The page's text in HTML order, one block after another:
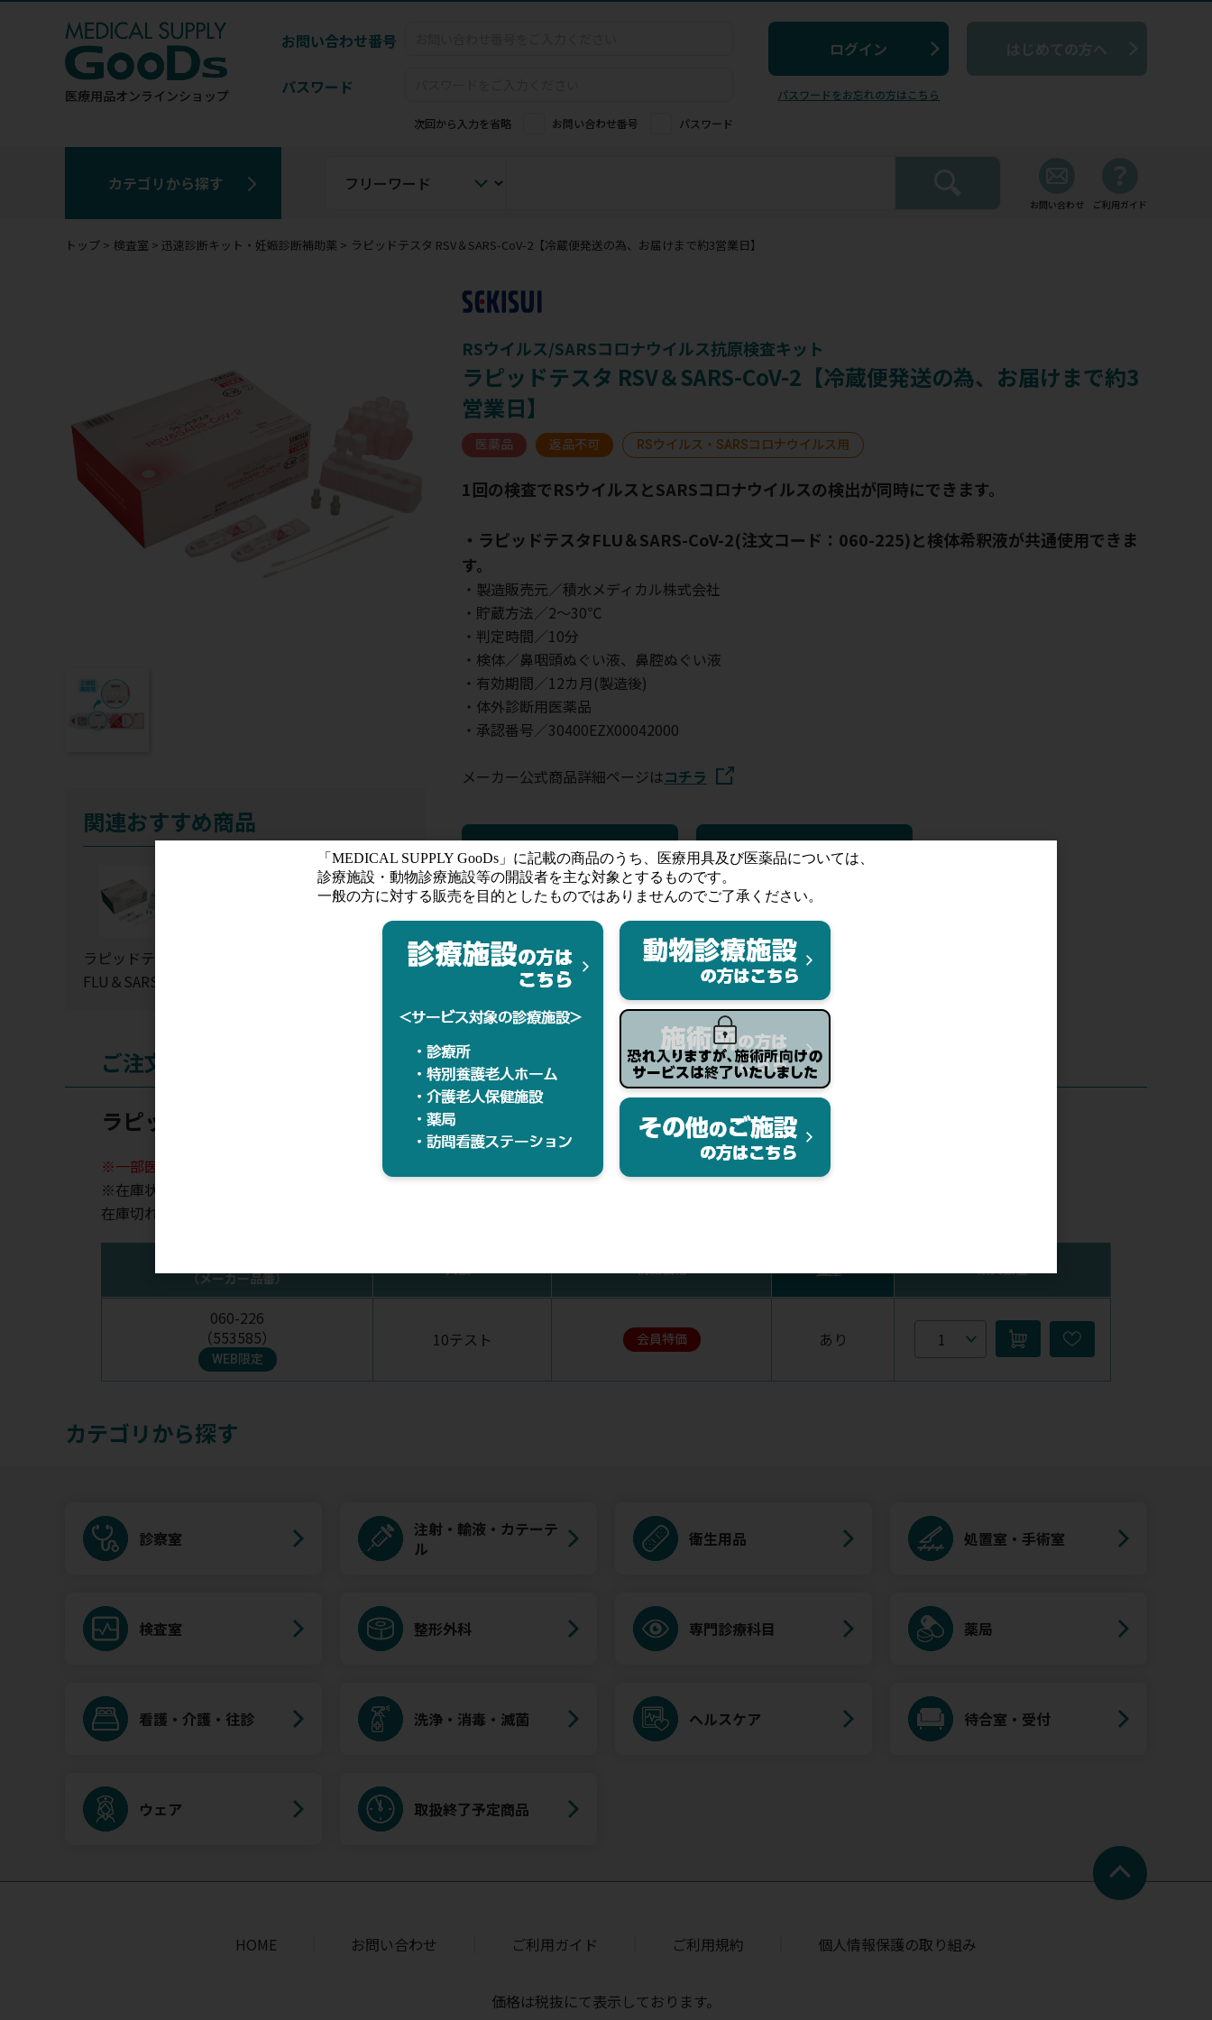
医療用品オンラインショップ
お問い合わせ番号
パスワード
次回から入力を省略 お問い合わせ番号 パスワード
パスワードをお忘れの方はこちら
はじめての方へ
カテゴリから探す
お問い合わせ ご利用ガイド
トップ 検査室 迅速診断キット・妊娠診断補助薬 ラピッドテスタ RSV＆SARS-CoV-2【冷蔵便発送の為、お届けまで約3営業日】
関連おすすめ商品
ラピッドテスタ
FLU＆SARS-Co
まで約3営業
日】
RSウイルス/SARSコロナウイルス抗原検査キット
ラピッドテスタ RSV＆SARS-CoV-2【冷蔵便発送の為、お届けまで約3
営業日】
医薬品 返品不可 RSウイルス・SARSコロナウイルス用
1回の検査でRSウイルスとSARSコロナウイルスの検出が同時にできます。
・ラピッドテスタFLU＆SARS-CoV-2(注文コード：060-225)と検体希釈液が共通使用できま
す。
・製造販売元／積水メディカル株式会社
・貯蔵方法／2～30℃
・判定時間／10分
・検体／鼻咽頭ぬぐい液、鼻腔ぬぐい液
・有効期間／12カ月(製造後)
・体外診断用医薬品
・承認番号／30400EZX00042000
メーカー公式商品詳細ページはコチラ
カタログ(PDF) その他資料(PDF)
ご注文
ラピッドテスタ RSV＆SARS-CoV-2【冷蔵便発送の為、お届けまで約3営業日】
※一部医薬品において制限があるため、販売できない場合がございます。ご了承ください。
※在庫状況表示はあくまでも目安となります。
在庫切れの場合はお時間を頂く場合がございます。ご購入ならびにお気に入りの登録にはログインが必要です。
（メーカー品番）
入数 税抜価格 在庫 購入数量
060-226
（553585）
WEB限定
10テスト 会員特価 あり
カテゴリから探す
診察室
注射・輸液・カテーテ
ル
衛生用品 処置室・手術室
検査室 整形外科 専門診療科目 薬局
看護・介護・往診 洗浄・消毒・滅菌 ヘルスケア 待合室・受付
ウェア 取扱終了予定商品
HOME お問い合わせ ご利用ガイド ご利用規約 個人情報保護の取り組み
価格は税抜にて表示しております。